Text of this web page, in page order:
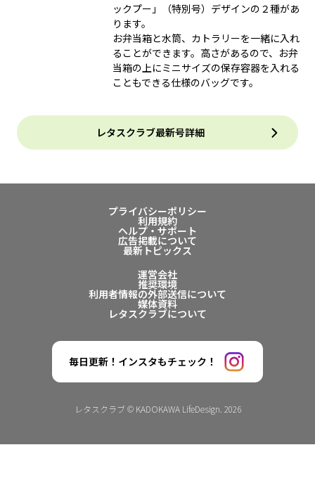
ックプー」（特別号）デザインの２種があ
ります。
お弁当箱と水筒、カトラリーを一緒に入れ
ることができます。高さがあるので、お弁
当箱の上にミニサイズの保存容器を入れる
こともできる仕様のバッグです。
レタスクラブ最新号詳細
プライバシーポリシー
利用規約
ヘルプ・サポート
広告掲載について
最新トピックス
運営会社
推奨環境
利用者情報の外部送信について
媒体資料
レタスクラブについて
毎日更新！インスタもチェック！
レタスクラブ © KADOKAWA LifeDesign. 2026